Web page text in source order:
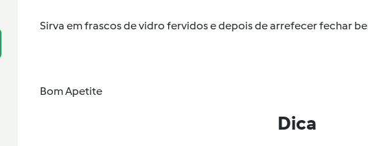
Sirva em frascos de vidro fervidos e depois de arrefecer fechar
Bom Apetite
Dica